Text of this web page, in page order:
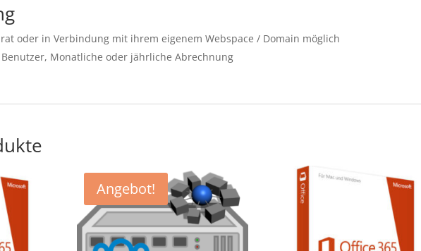
oder in Verbindung mit ihrem eigenem Webspace / Domain möglich
Monatliche oder jährliche Abrechnung
Angebot!